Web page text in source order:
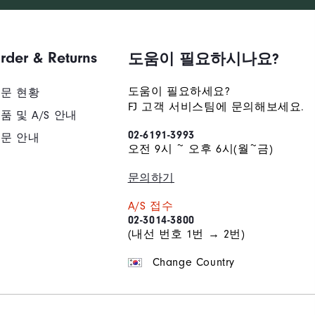
& Returns
현황
및 A/S 안내
안내
도움이 필요하시나요?
도움이 필요하세요?
FJ 고객 서비스팀에 문의해보세요.
02-6191-3993
오전 9시 ~ 오후 6시(월~금)
문의하기
A/S 접수
02-3014-3800
(내선 번호 1번 → 2번)
Change Country